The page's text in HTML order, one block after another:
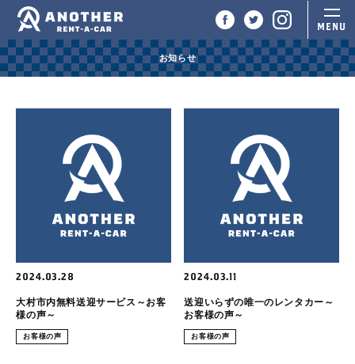
お知らせ
2024.03.28
大村市内無料送迎サービス～お客
様の声～
お客様の声
2024.03.11
送迎いらずの唯一のレンタカー～
お客様の声～
お客様の声